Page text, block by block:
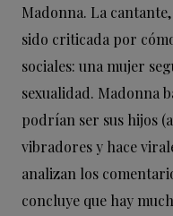
Madonna. La
sido criticada por
sociales: una mujer
sexualidad. Madonna
podrían ser sus hijos
vibradores y hace
analizan los
concluye que hay